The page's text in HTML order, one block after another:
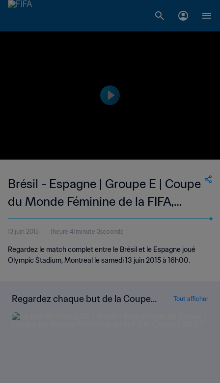
Brésil - Espagne | Groupe E | Coupe
du Monde Féminine de la FIFA,
Canada 2015™ | Replay
13 juin 2015 1heure 41minute 3seconde
Regardez le match complet entre le Brésil et le Espagne joué
Olympic Stadium, Montreal le samedi 13 juin 2015 à 16h00.
Regardez chaque but de la Coupe
du Monde Féminine de la FIFA, Can
ada 2015™
Tout afficher